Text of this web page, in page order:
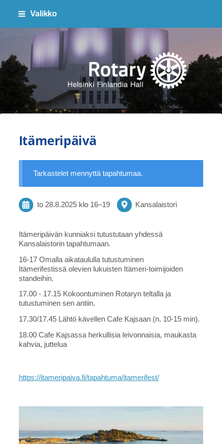
Siirry
sivun
sisältöön
Valikko
Finlandia Hall Rotaryklubi ry
Itämeripäivä
Tarkastelet mennyttä tapahtumaa.
to 28.8.2025 klo 16–19 Kansalaistori
Itämeripäivän kunniaksi tutustutaan yhdessä
Kansalaistorin tapahtumaan.
16-17 Omalla aikataululla tutustuminen
Itämerifestissä olevien lukuisten Itämeri-toimijoiden
standeihin.
17.00 - 17.15 Kokoontuminen Rotaryn teltalla ja
tutustuminen sen antiin.
17.30/17.45 Lähtö kävellen Cafe Kajsaan (n. 10-15 min).
18.00 Cafe Kajsassa herkullisia leivonnaisia, maukasta
kahvia, juttelua
https://itameripaiva.fi/tapahtuma/itamerifest/